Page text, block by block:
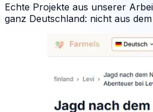
Echte Projekte aus unserer
ganz Deutschland: nicht aus